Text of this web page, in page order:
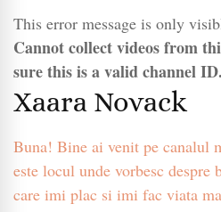
This error message is only
Cannot collect videos from
sure this is a valid channel ID.
Xaara Novack
Buna! Bine ai venit pe canalul
este locul unde vorbesc
care imi plac si imi fac viata